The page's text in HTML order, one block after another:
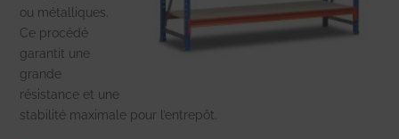
ou métalliques.
Ce procédé
garantit une
grande
résistance et une
stabilité maximale pour l’entrepôt.